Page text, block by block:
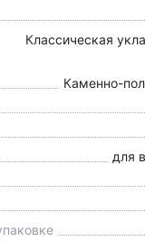
Классическая
Каменно-
для